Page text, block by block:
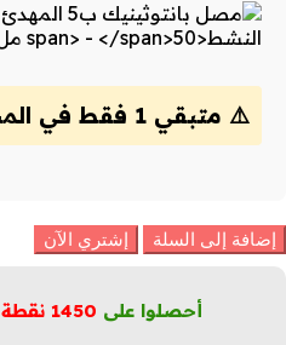
⚠️ متبقي 1 فقط في المخزون
روتين
PDRN
إضافة إلى السلة إشتري الآن
أحصلوا على 1450 نقطة